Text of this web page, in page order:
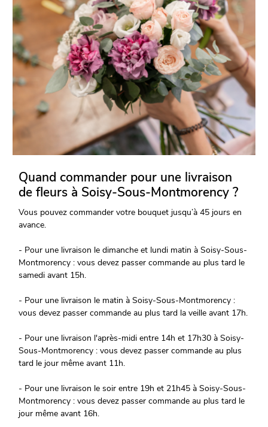
Quand commander pour une livraison
de fleurs à Soisy-Sous-Montmorency ?
Vous pouvez commander votre bouquet jusqu’à 45 jours en
avance.
- Pour une livraison le dimanche et lundi matin à Soisy-Sous-
Montmorency : vous devez passer commande au plus tard le
samedi avant 15h.
- Pour une livraison le matin à Soisy-Sous-Montmorency :
vous devez passer commande au plus tard la veille avant 17h.
- Pour une livraison l'après-midi entre 14h et 17h30 à Soisy-
Sous-Montmorency : vous devez passer commande au plus
tard le jour même avant 11h.
- Pour une livraison le soir entre 19h et 21h45 à Soisy-Sous-
Montmorency : vous devez passer commande au plus tard le
jour même avant 16h.